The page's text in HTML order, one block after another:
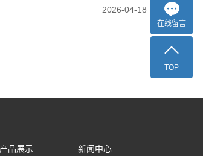
2026-04-18
产品展示 新闻中心
在线留言
TOP